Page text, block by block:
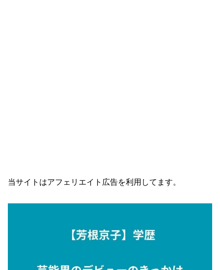
当サイトはアフェリエイト広告を利用してます。